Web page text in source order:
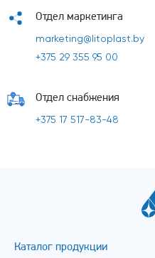
Отдел маркетинга
marketing@litoplast.by
+375 29 355 95 00
Отдел снабжения
+375 17 517-83-48
Каталог продукции